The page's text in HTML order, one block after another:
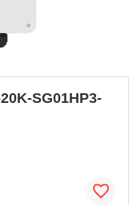
SG01HP3-